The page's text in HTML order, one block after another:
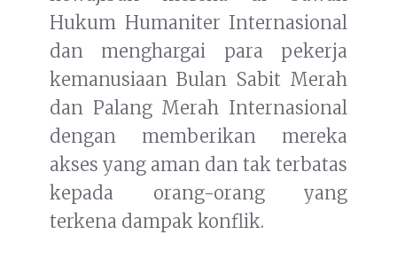
Hukum Humaniter Internasional
dan menghargai para pekerja
kemanusiaan Bulan Sabit Merah
dan Palang Merah Internasional
dengan memberikan mereka
akses yang aman dan tak terbatas
kepada orang-orang yang
terkena dampak konflik.